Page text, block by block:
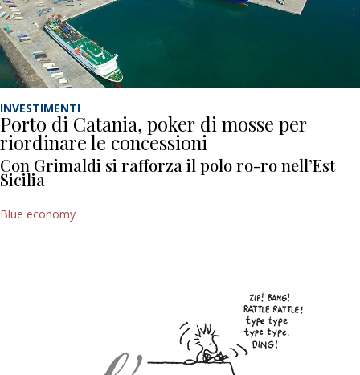
INVESTIMENTI
Porto di Catania, poker di mosse per
riordinare le concessioni
Con Grimaldi si rafforza il polo ro-ro nell’Est
Sicilia
Blue economy